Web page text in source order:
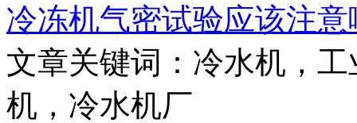
冷冻机气密试验应该注
文章关键词：冷水机，
机，冷水机厂